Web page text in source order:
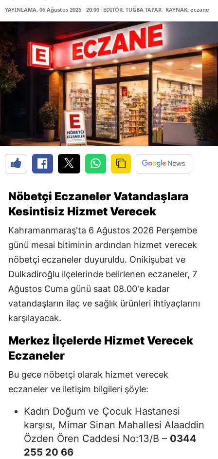
YAYINLAMA: 06 Ağustos 2026 - 20:00 EDİTÖR: TUĞBA TAPAR KAYNAK: eczane
Nöbetçi Eczaneler Vatandaşlara
Kesintisiz Hizmet Verecek
Kahramanmaraş'ta 6 Ağustos 2026 Perşembe
günü mesai bitiminin ardından hizmet verecek
nöbetçi eczaneler duyuruldu. Onikişubat ve
Dulkadiroğlu ilçelerinde belirlenen eczaneler, 7
Ağustos Cuma günü saat 08.00'e kadar
vatandaşların ilaç ve sağlık ürünleri ihtiyaçlarını
karşılayacak.
Merkez İlçelerde Hizmet Verecek
Eczaneler
Bu gece nöbetçi olarak hizmet verecek
eczaneler ve iletişim bilgileri şöyle:
Kadın Doğum ve Çocuk Hastanesi
karşısı, Mimar Sinan Mahallesi Alaaddin
Özden Ören Caddesi No:13/B – 0344
255 20 66